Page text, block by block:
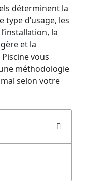
déterminent la
type d’usage, les
la
et la
vous
méthodologie
selon votre